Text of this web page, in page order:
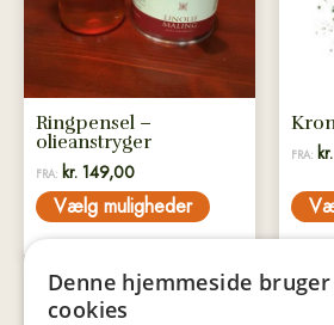
Ringpensel –
olieanstryger
FRA: kr. 149,00
Vælg muligheder
Mulighederne
vælges
varesiden
FRA: kr.
Denne hjemmeside bruger
cookies